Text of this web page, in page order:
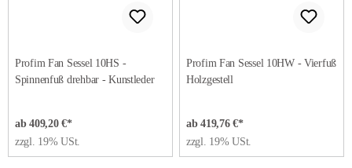
Profim Fan Sessel 10HS -
Spinnenfuß drehbar - Kunstleder
ab 409,20 €*
zzgl. 19% USt.
Profim Fan Sessel 10HW - Vierfuß
Holzgestell
ab 419,76 €*
zzgl. 19% USt.